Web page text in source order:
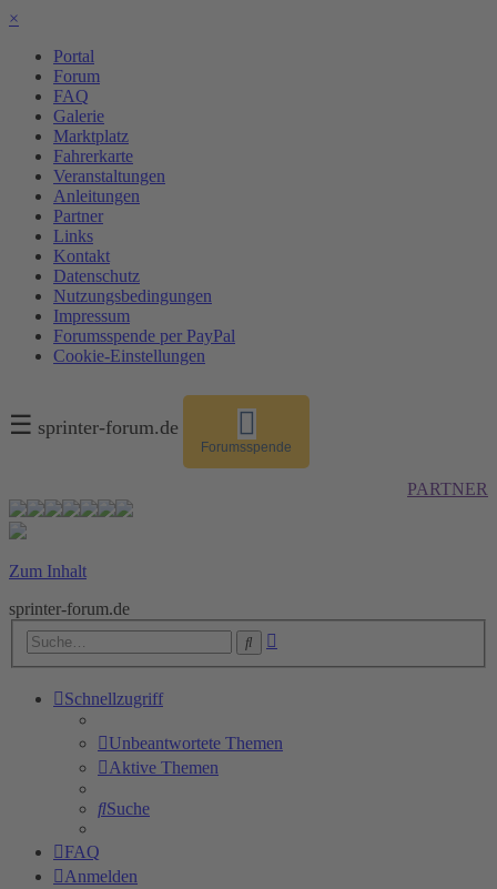
×
Portal
Forum
FAQ
Galerie
Marktplatz
Fahrerkarte
Veranstaltungen
Anleitungen
Partner
Links
Kontakt
Datenschutz
Nutzungsbedingungen
Impressum
Forumsspende per PayPal
Cookie-Einstellungen
☰ sprinter-forum.de
Forumsspende
PARTNER
Zum Inhalt
sprinter-forum.de
Suche
Schnellzugriff
Unbeantwortete Themen
Aktive Themen
Suche
FAQ
Anmelden